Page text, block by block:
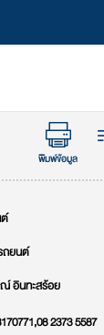
พิมพ์ข้อมูล
ถยนต์
อินทะสร้อย
2373 5587